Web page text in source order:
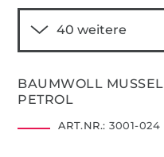
BAUMWOLL
PETROL
ART.NR.: 3001-024